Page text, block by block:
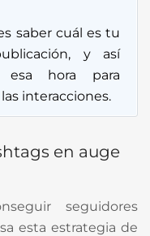
saber cuál es tu
y así
hora para
interacciones.
en auge
seguidores
esta estrategia de